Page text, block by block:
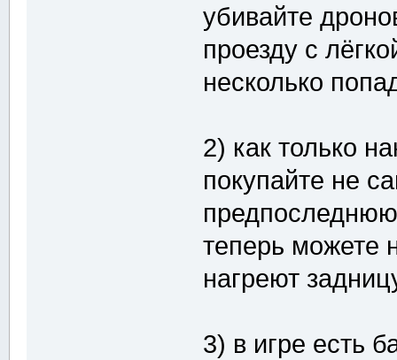
убивайте
проезду с
несколько
2) как только
покупайте не
теперь можете
нагреют
3) в игре есть